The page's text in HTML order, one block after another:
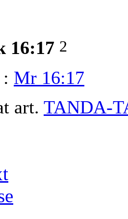
16:17 2
Mr 16:17
art. TANDA-